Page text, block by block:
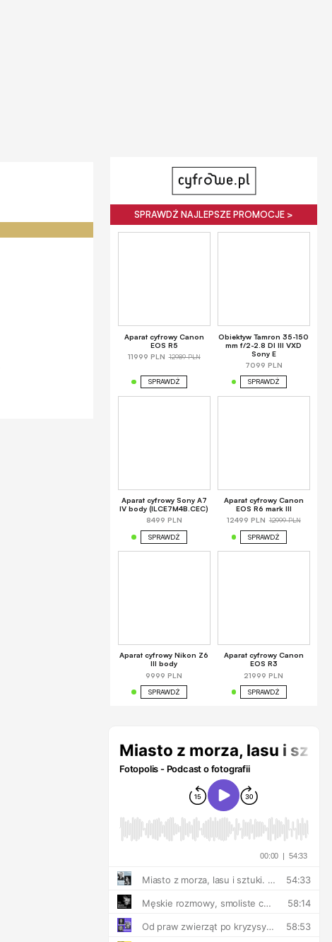
SPRAWDŹ NAJLEPSZE PROMOCJE >
Aparat cyfrowy Canon
EOS R5
11999 PLN 12989 PLN
SPRAWDŹ
Obiektyw Tamron 35-150
mm f/2-2.8 DI III VXD
Sony E
7099 PLN
SPRAWDŹ
Aparat cyfrowy Sony A7
IV body (ILCE7M4B.CEC)
8499 PLN
SPRAWDŹ
Aparat cyfrowy Canon
EOS R6 mark III
12499 PLN 12999 PLN
SPRAWDŹ
Aparat cyfrowy Nikon Z6
III body
9999 PLN
SPRAWDŹ
Aparat cyfrowy Canon
EOS R3
21999 PLN
SPRAWDŹ